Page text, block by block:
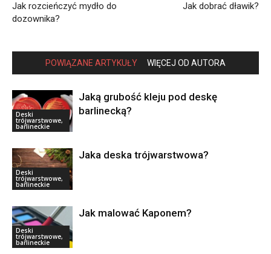
Jak rozcieńczyć mydło do
dozownika?
Jak dobrać dławik?
POWIĄZANE ARTYKUŁY WIĘCEJ OD AUTORA
Deski
trójwarstwowe,
barlineckie
Jaką grubość kleju pod deskę
barlinecką?
Deski
trójwarstwowe,
barlineckie
Jaka deska trójwarstwowa?
Deski
trójwarstwowe,
barlineckie
Jak malować Kaponem?